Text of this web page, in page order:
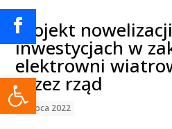
Otwórz pasek narzędzi
Projekt
inwestycjach w
elektrowni
przez rząd
07 lipca 2022